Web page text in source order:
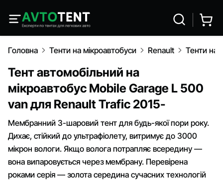
Головна Тенти на мікроавтобуси Renault Тенти на
Тент автомобільний на
мікроавтобус Mobile Garage L 500
van для Renault Trafic 2015-
Мембранний 3-шаровий тент для будь-якої пори року.
Дихає, стійкий до ультрафіолету, витримує до 3000
мікрон вологи. Якщо волога потрапляє всередину —
вона випаровується через мембрану. Перевірена
роками серія — золота середина сучасних технологій